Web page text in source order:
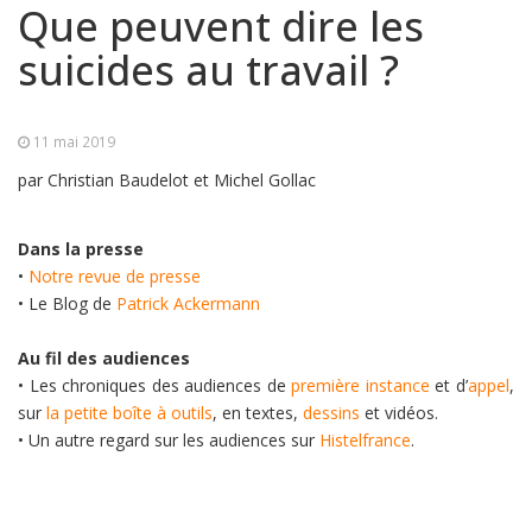
Que peuvent dire les
suicides au travail ?
11 mai 2019
par Christian Baudelot et Michel Gollac
Dans la presse
• Notre revue de presse
• Le Blog de Patrick Ackermann
Au fil des audiences
• Les chroniques des audiences depremière instance et d’appel,
sur la petite boîte à outils, en textes, dessins et vidéos.
• Un autre regard sur les audiences sur Histelfrance.